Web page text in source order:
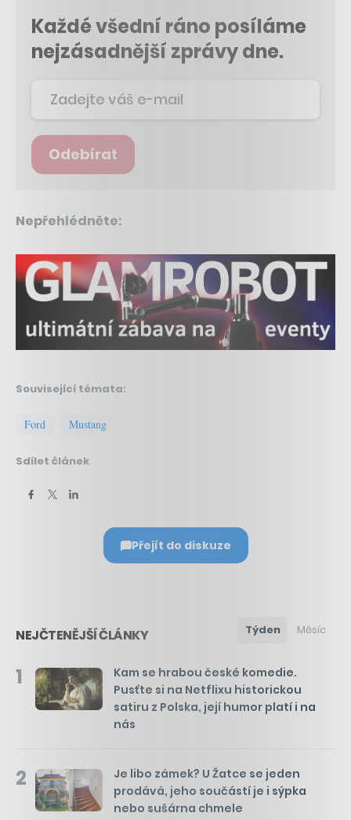
Každé všední ráno posíláme
nejzásadnější zprávy dne.
Odebírat
Nepřehlédněte:
Související témata:
Ford Mustang
Sdílet článek
Přejít do diskuze
NEJČTENĚJŠÍ ČLÁNKY Týden Měsíc
1
Kam se hrabou české komedie.
Pusťte si na Netflixu historickou
satiru z Polska, její humor platí i na
nás
2
Je libo zámek? U Žatce se jeden
prodává, jeho součástí je i sýpka
nebo sušárna chmele